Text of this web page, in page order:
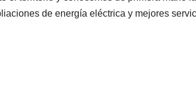
de energía eléctrica y mejores